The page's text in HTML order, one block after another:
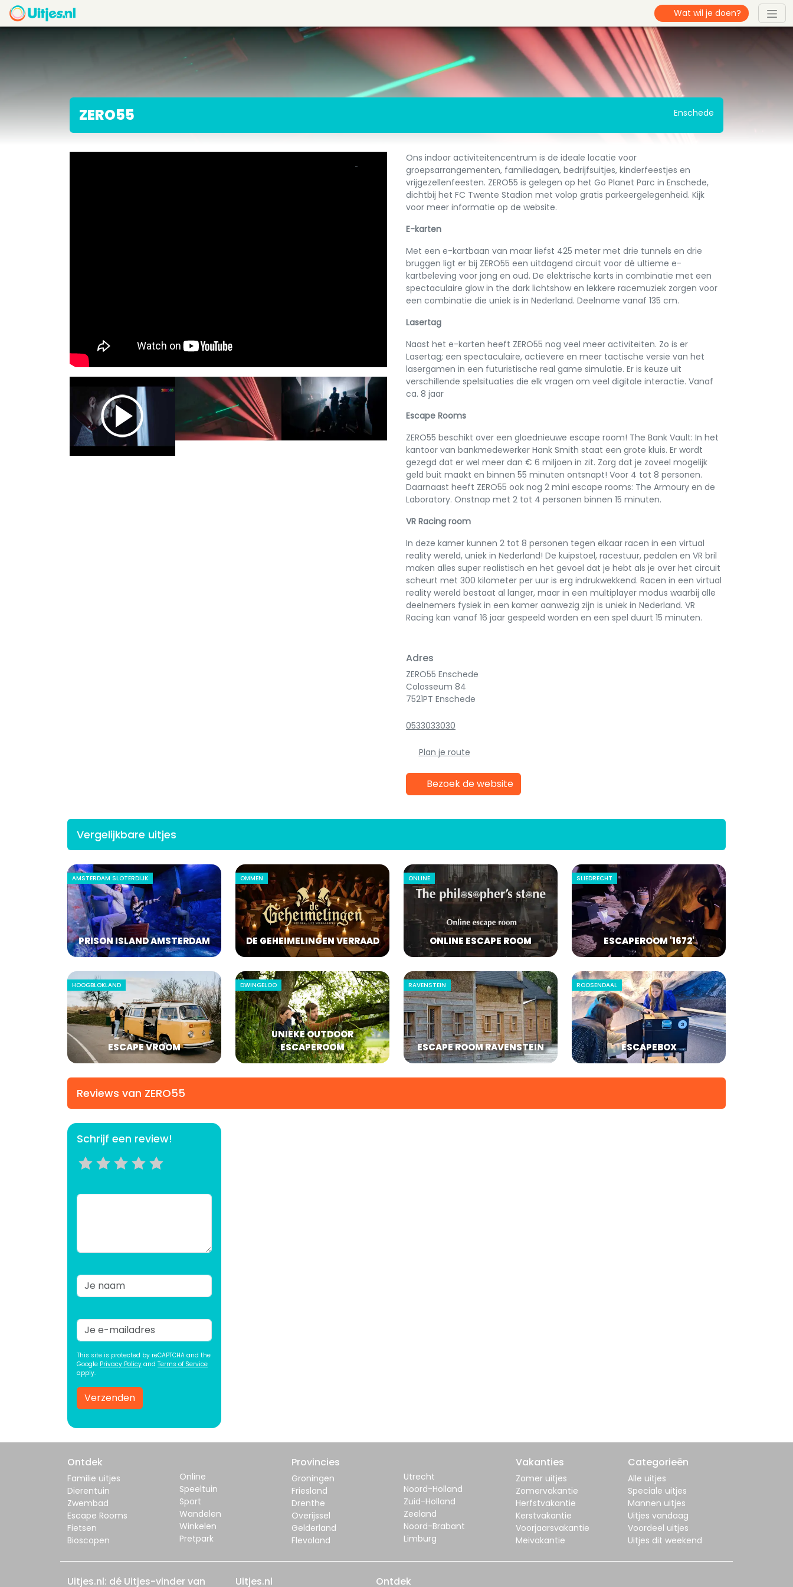
ZERO55 Enschede
Ons indoor activiteitencentrum is de ideale locatie voor
groepsarrangementen, familiedagen, bedrijfsuitjes, kinderfeestjes en
vrijgezellenfeesten. ZERO55 is gelegen op het Go Planet Parc in Enschede,
dichtbij het FC Twente Stadion met volop gratis parkeergelegenheid. Kijk
voor meer informatie op de website.
E-karten
Met een e-kartbaan van maar liefst 425 meter met drie tunnels en drie
bruggen ligt er bij ZERO55 een uitdagend circuit voor dé ultieme e-
kartbeleving voor jong en oud. De elektrische karts in combinatie met een
spectaculaire glow in the dark lichtshow en lekkere racemuziek zorgen voor
een combinatie die uniek is in Nederland. Deelname vanaf 135 cm.
Lasertag
Naast het e-karten heeft ZERO55 nog veel meer activiteiten. Zo is er
Lasertag; een spectaculaire, actievere en meer tactische versie van het
lasergamen in een futuristische real game simulatie. Er is keuze uit
verschillende spelsituaties die elk vragen om veel digitale interactie. Vanaf
ca. 8 jaar
Escape Rooms
ZERO55 beschikt over een gloednieuwe escape room! The Bank Vault: In het
kantoor van bankmedewerker Hank Smith staat een grote kluis. Er wordt
gezegd dat er wel meer dan € 6 miljoen in zit. Zorg dat je zoveel mogelijk
geld buit maakt en binnen 55 minuten ontsnapt! Voor 4 tot 8 personen.
Daarnaast heeft ZERO55 ook nog 2 mini escape rooms: The Armoury en de
Laboratory. Onstnap met 2 tot 4 personen binnen 15 minuten.
VR Racing room
In deze kamer kunnen 2 tot 8 personen tegen elkaar racen in een virtual
reality wereld, uniek in Nederland! De kuipstoel, racestuur, pedalen en VR bril
maken alles super realistisch en het gevoel dat je hebt als je over het circuit
scheurt met 300 kilometer per uur is erg indrukwekkend. Racen in een virtual
reality wereld bestaat al langer, maar in een multiplayer modus waarbij alle
deelnemers fysiek in een kamer aanwezig zijn is uniek in Nederland. VR
Racing kan vanaf 16 jaar gespeeld worden en een spel duurt 15 minuten.
Previous
Adres
ZERO55 Enschede
Colosseum 84
7521PT Enschede
0533033030
Plan je route
Bezoek de website
Vergelijkbare uitjes
AMSTERDAM SLOTERDIJK
PRISON ISLAND AMSTERDAM
OMMEN
DE GEHEIMELINGEN VERRAAD
ONLINE
ONLINE ESCAPE ROOM
SLIEDRECHT
ESCAPEROOM '1672'
HOOGBLOKLAND
ESCAPE VROOM
DWINGELOO
UNIEKE OUTDOOR
ESCAPEROOM
RAVENSTEIN
ESCAPE ROOM RAVENSTEIN
ROOSENDAAL
ESCAPEBOX
Reviews van ZERO55
Schrijf een review!
This site is protected by reCAPTCHA and the
Google Privacy Policy and Terms of Service
apply.
Verzenden
Ontdek
Familie uitjes
Dierentuin
Zwembad
Escape Rooms
Fietsen
Bioscopen
Online
Speeltuin
Sport
Wandelen
Winkelen
Pretpark
Provincies
Groningen
Friesland
Drenthe
Overijssel
Gelderland
Flevoland
Utrecht
Noord-Holland
Zuid-Holland
Zeeland
Noord-Brabant
Limburg
Vakanties
Zomer uitjes
Zomervakantie
Herfstvakantie
Kerstvakantie
Voorjaarsvakantie
Meivakantie
Categorieën
Alle uitjes
Speciale uitjes
Mannen uitjes
Uitjes vandaag
Voordeel uitjes
Uitjes dit weekend
Uitjes.nl: dé Uitjes-vinder van
Uitjes.nl Ontdek